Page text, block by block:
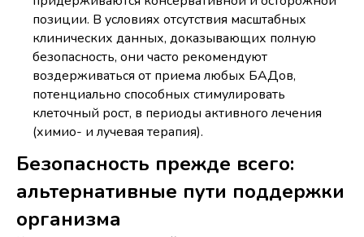
позиции. В условиях отсутствия масштабных
клинических данных, доказывающих полную
безопасность, они часто рекомендуют
воздерживаться от приема любых БАДов,
потенциально способных стимулировать
клеточный рост, в периоды активного лечения
(химио- и лучевая терапия).
Безопасность прежде всего:
альтернативные пути поддержки
организма